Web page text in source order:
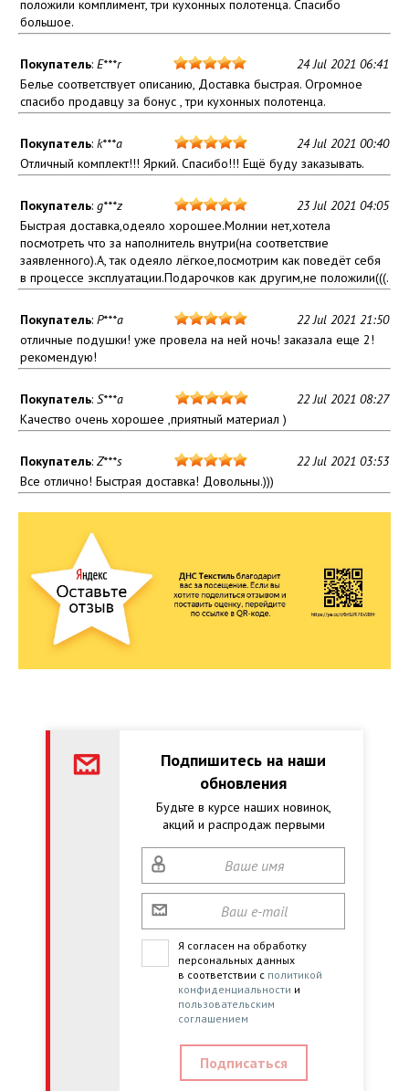
положили комплимент, три кухонных полотенца. Спасибо
большое.
Покупатель: E***r
24 Jul 2021 06:41
Белье соответствует описанию, Доставка быстрая. Огромное
спасибо продавцу за бонус , три кухонных полотенца.
Покупатель: k***a
24 Jul 2021 00:40
Отличный комплект!!! Яркий. Спасибо!!! Ещё буду заказывать.
Покупатель: g***z
23 Jul 2021 04:05
Быстрая доставка,одеяло хорошее.Молнии нет,хотела
посмотреть что за наполнитель внутри(на соответствие
заявленного).А, так одеяло лёгкое,посмотрим как поведёт себя
в процессе эксплуатации.Подарочков как другим,не положили(((.
Покупатель: P***a
22 Jul 2021 21:50
отличные подушки! уже провела на ней ночь! заказала еще 2!
рекомендую!
Покупатель: S***a
22 Jul 2021 08:27
Качество очень хорошее ,приятный материал )
Покупатель: Z***s
22 Jul 2021 03:53
Все отлично! Быстрая доставка! Довольны.)))
Подпишитесь на наши
обновления
Будьте в курсе наших новинок,
акций и распродаж первыми
Я согласен на обработку
персональных данных
в соответствии с политикой
конфиденциальности и
пользовательским
соглашением